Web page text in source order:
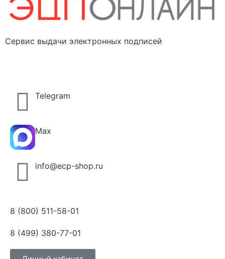
Сервис выдачи электронных подписей
Telegram
Max
info@ecp-shop.ru
8 (800) 511-58-01
8 (499) 380-77-01